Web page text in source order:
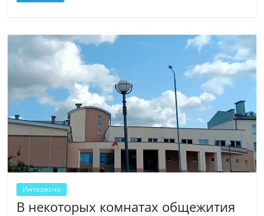
Интересно
В некоторых комнатах общежития